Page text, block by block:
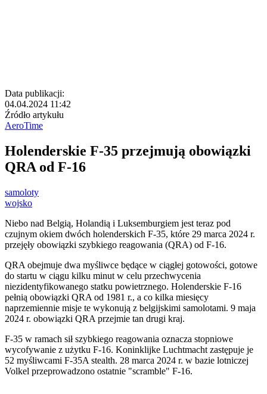
Data publikacji:
04.04.2024 11:42
Źródło artykułu
AeroTime
Holenderskie F-35 przejmują obowiązki
QRA od F-16
samoloty
wojsko
Niebo nad Belgią, Holandią i Luksemburgiem jest teraz pod
czujnym okiem dwóch holenderskich F-35, które 29 marca 2024 r.
przejęły obowiązki szybkiego reagowania (QRA) od F-16.
QRA obejmuje dwa myśliwce będące w ciągłej gotowości, gotowe
do startu w ciągu kilku minut w celu przechwycenia
niezidentyfikowanego statku powietrznego. Holenderskie F-16
pełnią obowiązki QRA od 1981 r., a co kilka miesięcy
naprzemiennie misje te wykonują z belgijskimi samolotami. 9 maja
2024 r. obowiązki QRA przejmie tan drugi kraj.
F-35 w ramach sił szybkiego reagowania oznacza stopniowe
wycofywanie z użytku F-16. Koninklijke Luchtmacht zastępuje je
52 myśliwcami F-35A stealth. 28 marca 2024 r. w bazie lotniczej
Volkel przeprowadzono ostatnie "scramble" F-16.